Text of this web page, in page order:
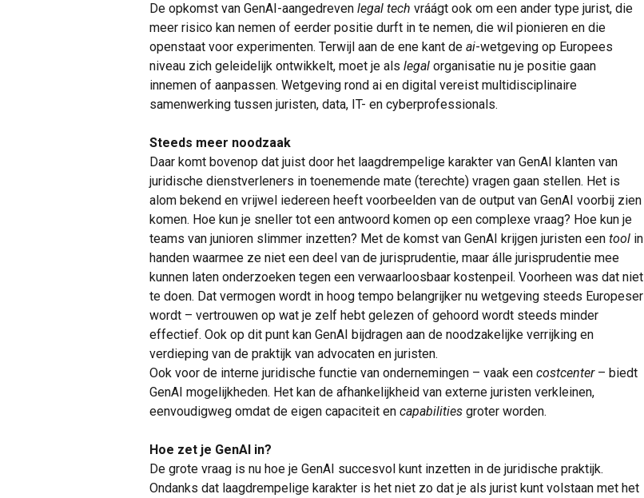
De opkomst van GenAI-aangedreven legal tech vráágt ook om een ander type jurist, die
meer risico kan nemen of eerder positie durft in te nemen, die wil pionieren en die
openstaat voor experimenten. Terwijl aan de ene kant de ai-wetgeving op Europees
niveau zich geleidelijk ontwikkelt, moet je als legal organisatie nu je positie gaan
innemen of aanpassen. Wetgeving rond ai en digital vereist multidisciplinaire
samenwerking tussen juristen, data, IT- en cyberprofessionals.
Steeds meer noodzaak
Daar komt bovenop dat juist door het laagdrempelige karakter van GenAI klanten van
juridische dienstverleners in toenemende mate (terechte) vragen gaan stellen. Het is
alom bekend en vrijwel iedereen heeft voorbeelden van de output van GenAI voorbij zien
komen. Hoe kun je sneller tot een antwoord komen op een complexe vraag? Hoe kun je
teams van junioren slimmer inzetten? Met de komst van GenAI krijgen juristen een tool in
handen waarmee ze niet een deel van de jurisprudentie, maar álle jurisprudentie mee
kunnen laten onderzoeken tegen een verwaarloosbaar kostenpeil. Voorheen was dat niet
te doen. Dat vermogen wordt in hoog tempo belangrijker nu wetgeving steeds Europeser
wordt – vertrouwen op wat je zelf hebt gelezen of gehoord wordt steeds minder
effectief. Ook op dit punt kan GenAI bijdragen aan de noodzakelijke verrijking en
verdieping van de praktijk van advocaten en juristen.
Ook voor de interne juridische functie van ondernemingen – vaak een costcenter – biedt
GenAI mogelijkheden. Het kan de afhankelijkheid van externe juristen verkleinen,
eenvoudigweg omdat de eigen capaciteit en capabilities groter worden.
Hoe zet je GenAI in?
De grote vraag is nu hoe je GenAI succesvol kunt inzetten in de juridische praktijk.
Ondanks dat laagdrempelige karakter is het niet zo dat je als jurist kunt volstaan met het